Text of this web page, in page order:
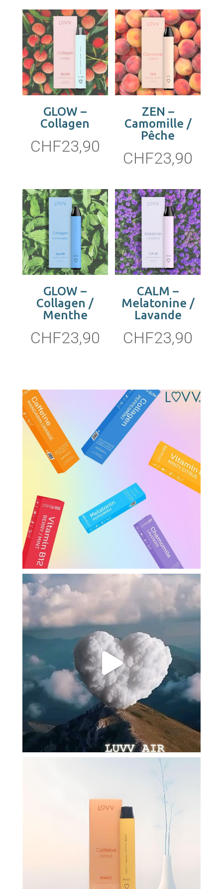
GLOW –
Collagen
CHF23,90
ZEN –
Camomille /
Pêche
CHF23,90
GLOW –
Collagen /
Menthe
CHF23,90
CALM –
Melatonine /
Lavande
CHF23,90